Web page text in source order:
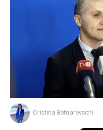
Cristina Botnarevschi